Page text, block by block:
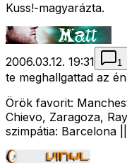
Kuss!-magyarázta.
2006.03.12. 19:31 1
te meghallgattad az
Örök favorit:
Chievo, Zaragoza,
szimpátia: Barcelona |||